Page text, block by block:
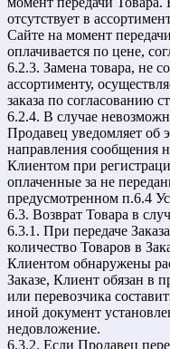
отсутствует в
Сайте на момент
оплачивается по цене,
6.2.3. Замена товара, не
ассортименту,
заказа по согласованию
6.2.4. В случае
Продавец уведомляет об
направления сообщения
Клиентом при
оплаченные за не
предусмотренном п.6.4
6.3. Возврат Товара в
6.3.1. При передаче
количество Товаров в
Клиентом обнаружены
Заказе, Клиент обязан в
или перевозчика
иной документ
недовложение.
6.3.2. Если Продавец